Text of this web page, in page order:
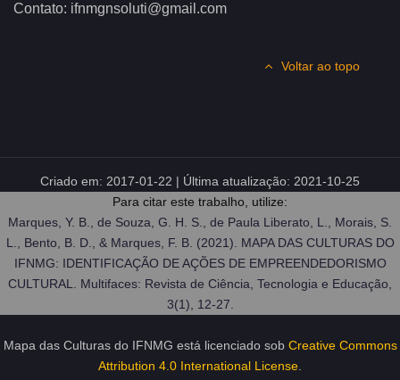
Contato: ifnmgnsoluti@gmail.com
Voltar ao topo
Criado em: 2017-01-22 | Última atualização: 2021-10-25
Para citar este trabalho, utilize:
Marques, Y. B., de Souza, G. H. S., de Paula Liberato, L., Morais, S.
L., Bento, B. D., & Marques, F. B. (2021). MAPA DAS CULTURAS DO
IFNMG: IDENTIFICAÇÃO DE AÇÕES DE EMPREENDEDORISMO
CULTURAL. Multifaces: Revista de Ciência, Tecnologia e Educação,
3(1), 12-27.
Mapa das Culturas do IFNMG está licenciado sob Creative Commons
Attribution 4.0 International License.